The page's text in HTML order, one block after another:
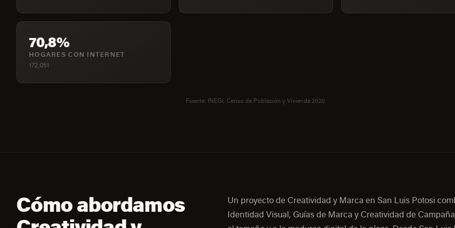
70,8%
HOGARES CON INTERNET
172,051
Fuente: INEGI, Censo de Población y Vivienda 2020.
Cómo abordamos
Un proyecto de Creatividad y Marca en San Luis Potosi
Identidad Visual, Guías de Marca y Creatividad de